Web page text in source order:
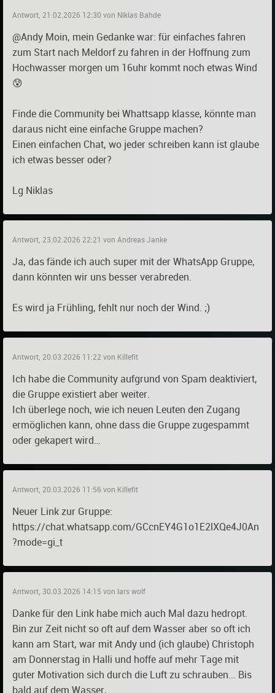
Antwort, 21.02.2026 12:30 von Niklas Bahde
@Andy Moin, mein Gedanke war: für einfaches fahren
zum Start nach Meldorf zu fahren in der Hoffnung zum
Hochwasser morgen um 16uhr kommt noch etwas Wind
😰
Finde die Community bei Whattsapp klasse, könnte man
daraus nicht eine einfache Gruppe machen?
Einen einfachen Chat, wo jeder schreiben kann ist glaube
ich etwas besser oder?
Lg Niklas
Antwort, 23.02.2026 22:21 von Andreas Janke
Ja, das fände ich auch super mit der WhatsApp Gruppe,
dann könnten wir uns besser verabreden.
Es wird ja Frühling, fehlt nur noch der Wind. ;)
Antwort, 20.03.2026 11:22 von Killefit
Ich habe die Community aufgrund von Spam deaktiviert,
die Gruppe existiert aber weiter.
Ich überlege noch, wie ich neuen Leuten den Zugang
ermöglichen kann, ohne dass die Gruppe zugespammt
oder gekapert wird…
Antwort, 20.03.2026 11:56 von Killefit
Neuer Link zur Gruppe:
https://chat.whatsapp.com/GCcnEY4G1o1E2lXQe4J0An
?mode=gi_t
Antwort, 30.03.2026 14:15 von lars wolf
Danke für den Link habe mich auch Mal dazu hedropt.
Bin zur Zeit nicht so oft auf dem Wasser aber so oft ich
kann am Start, war mit Andy und (ich glaube) Christoph
am Donnerstag in Halli und hoffe auf mehr Tage mit
guter Motivation sich durch die Luft zu schrauben... Bis
bald auf dem Wasser,